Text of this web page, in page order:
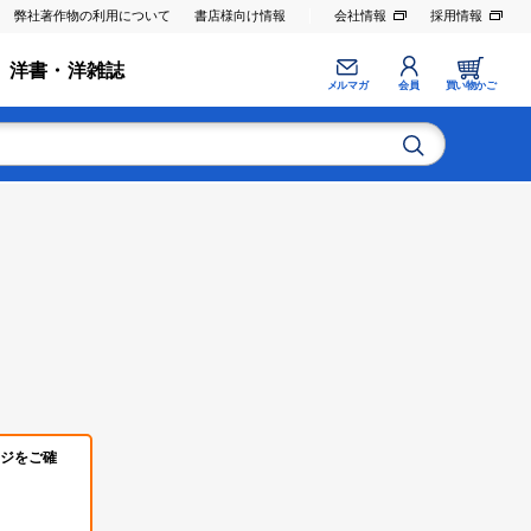
弊社著作物の利用について 書店様向け情報 会社情報 採用情報
洋書・洋雑誌
メルマガ 会員 買い物かご
をご確